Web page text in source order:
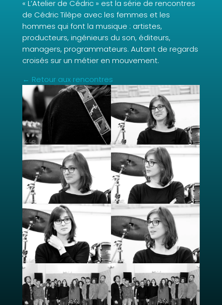
« L’Atelier de Cédric » est la série de rencontres
de Cédric Tilèpe avec les femmes et les
hommes qui font la musique : artistes,
producteurs, ingénieurs du son, éditeurs,
managers, programmateurs. Autant de regards
croisés sur un métier en mouvement.
← Retour aux rencontres